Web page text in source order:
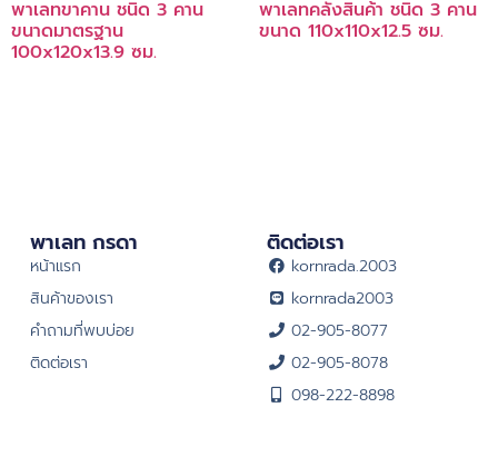
พาเลทขาคาน ชนิด 3 คาน
ขนาดมาตรฐาน
100x120x13.9 ซม.
พาเลทคลังสินค้า ชนิด 3 คาน
ขนาด 110x110x12.5 ซม.
พาเลท กรดา
หน้าแรก
สินค้าของเรา
คำถามที่พบบ่อย
ติดต่อเรา
ติดต่อเรา
kornrada.2003
kornrada2003
02-905-8077
02-905-8078
098-222-8898